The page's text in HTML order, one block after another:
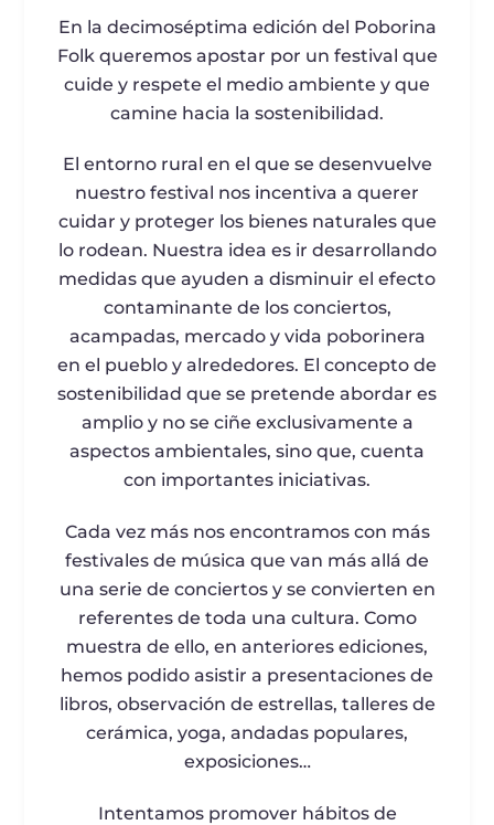
En la decimoséptima edición del Poborina
Folk queremos apostar por un festival que
cuide y respete el medio ambiente y que
camine hacia la sostenibilidad.
El entorno rural en el que se desenvuelve
nuestro festival nos incentiva a querer
cuidar y proteger los bienes naturales que
lo rodean. Nuestra idea es ir desarrollando
medidas que ayuden a disminuir el efecto
contaminante de los conciertos,
acampadas, mercado y vida poborinera
en el pueblo y alrededores. El concepto de
sostenibilidad que se pretende abordar es
amplio y no se ciñe exclusivamente a
aspectos ambientales, sino que, cuenta
con importantes iniciativas.
Cada vez más nos encontramos con más
festivales de música que van más allá de
una serie de conciertos y se convierten en
referentes de toda una cultura. Como
muestra de ello, en anteriores ediciones,
hemos podido asistir a presentaciones de
libros, observación de estrellas, talleres de
cerámica, yoga, andadas populares,
exposiciones…
Intentamos promover hábitos de